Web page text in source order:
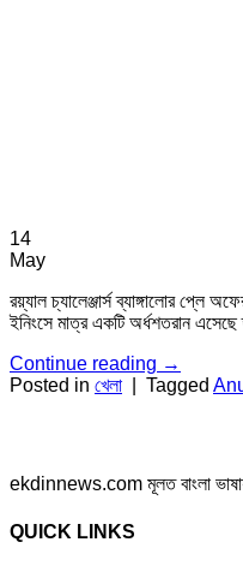
14
May
রয়্যাল চ্যালেঞ্জার্স ব্যাঙ্গালোর প্লে
ইনিংসে মাত্র একটি অর্ধশতরান
Continue reading →
Posted in খেলা Tagged
ekdinnews.com মূলত বাংলা ভাষায়
QUICK LINKS